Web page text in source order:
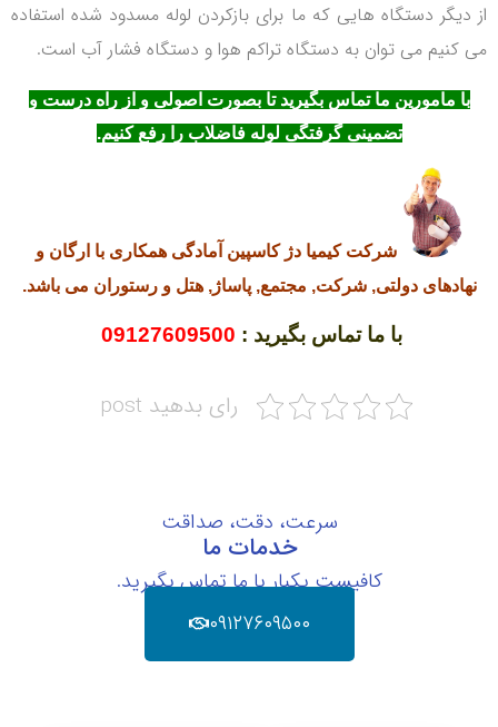
از دیگر دستگاه هایی که ما برای بازکردن لوله مسدود شده استفاده
می کنیم می توان به دستگاه تراکم هوا و دستگاه فشار آب است.
با مامورین ما تماس بگیرید تا بصورت اصولی و از راه درست و
تضمینی گرفتگی لوله فاضلاب را رفع کنیم.
شرکت کیمیا دژ کاسپین آمادگی همکاری با ارگان و
نهادهای دولتی, شرکت, مجتمع, پاساژ, هتل و رستوران می باشد.
با ما تماس بگیرید : 09127609500
رای بدهید post
سرعت، دقت، صداقت
خدمات ما
کافیست یکبار با ما تماس بگیرید.
۰۹۱۲۷۶۰۹۵۰۰